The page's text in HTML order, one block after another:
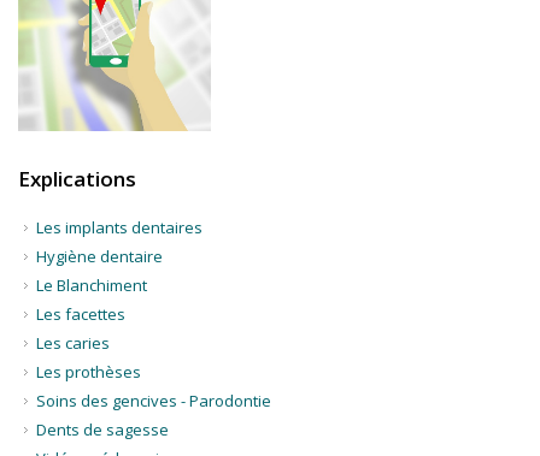
Explications
Les implants dentaires
Hygiène dentaire
Le Blanchiment
Les facettes
Les caries
Les prothèses
Soins des gencives - Parodontie
Dents de sagesse